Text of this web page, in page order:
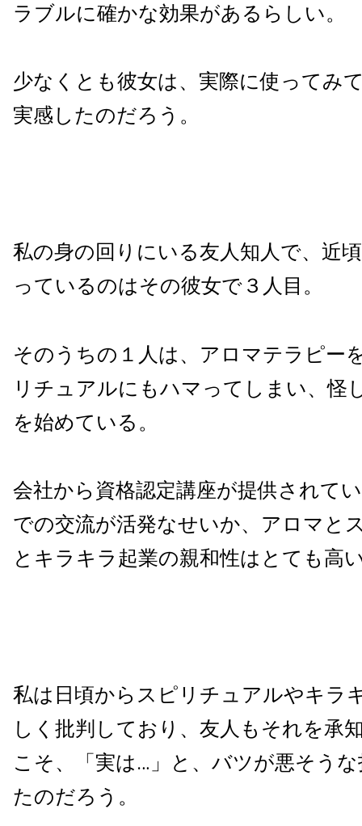
ラブルに確かな効果があるらしい。
少なくとも彼女は、実際に使ってみ
実感したのだろう。
私の身の回りにいる友人知人で、近
っているのはその彼女で３人目。
そのうちの１人は、アロマテラピー
リチュアルにもハマってしまい、怪
を始めている。
会社から資格認定講座が提供されて
での交流が活発なせいか、アロマと
とキラキラ起業の親和性はとても高
私は日頃からスピリチュアルやキラ
しく批判しており、友人もそれを承
こそ、「実は…」と、バツが悪そう
たのだろう。